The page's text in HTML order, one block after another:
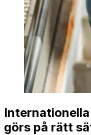
görs på rätt